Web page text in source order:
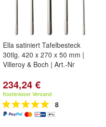
Ella satiniert Tafelbesteck
30tlg. 420 x 270 x 50 mm |
Villeroy & Boch | Art.-Nr
234,24 €
Kostenloser Versand
8